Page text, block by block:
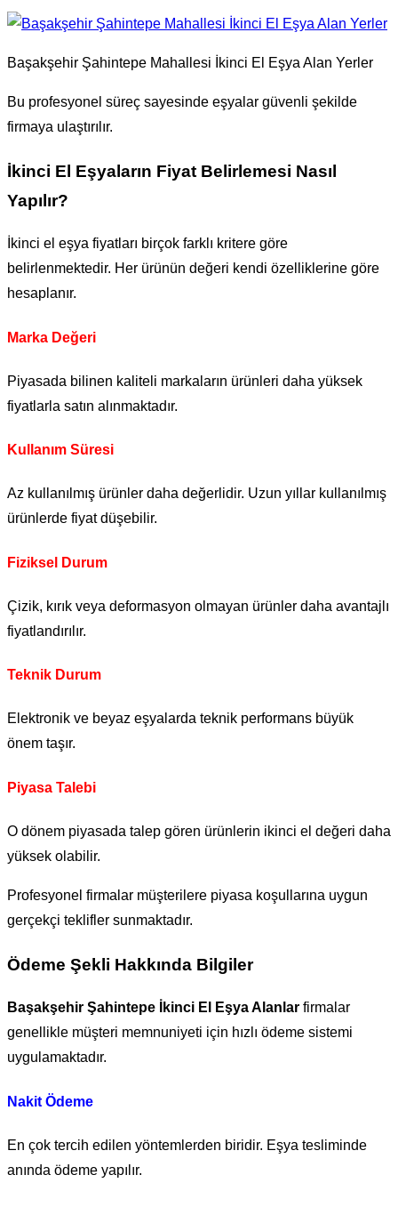
Başakşehir Şahintepe Mahallesi İkinci El Eşya Alan Yerler
Bu profesyonel süreç sayesinde eşyalar güvenli şekilde
firmaya ulaştırılır.
İkinci El Eşyaların Fiyat Belirlemesi Nasıl
Yapılır?
İkinci el eşya fiyatları birçok farklı kritere göre
belirlenmektedir. Her ürünün değeri kendi özelliklerine göre
hesaplanır.
Marka Değeri
Piyasada bilinen kaliteli markaların ürünleri daha yüksek
fiyatlarla satın alınmaktadır.
Kullanım Süresi
Az kullanılmış ürünler daha değerlidir. Uzun yıllar kullanılmış
ürünlerde fiyat düşebilir.
Fiziksel Durum
Çizik, kırık veya deformasyon olmayan ürünler daha avantajlı
fiyatlandırılır.
Teknik Durum
Elektronik ve beyaz eşyalarda teknik performans büyük
önem taşır.
Piyasa Talebi
O dönem piyasada talep gören ürünlerin ikinci el değeri daha
yüksek olabilir.
Profesyonel firmalar müşterilere piyasa koşullarına uygun
gerçekçi teklifler sunmaktadır.
Ödeme Şekli Hakkında Bilgiler
Başakşehir Şahintepe İkinci El Eşya Alanlar firmalar
genellikle müşteri memnuniyeti için hızlı ödeme sistemi
uygulamaktadır.
Nakit Ödeme
En çok tercih edilen yöntemlerden biridir. Eşya tesliminde
anında ödeme yapılır.